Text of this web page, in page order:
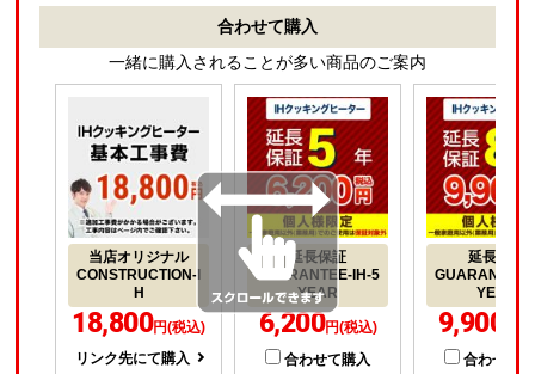
合わせて購入
一緒に購入されることが多い商品のご案内
当店オリジナル
CONSTRUCTION-I
H
18,800円(税込)
リンク先にて購入
延長保証
GUARANTEE-IH-5
YEAR
6,200円(税込)
合わせて購入
延長保証
GUARANTEE-
YEAR
9,900
合わせて